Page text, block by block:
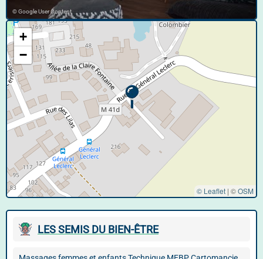
© Google User Content
+
−
© Leaflet | ©OSM
LES SEMIS DU BIEN-ÊTRE